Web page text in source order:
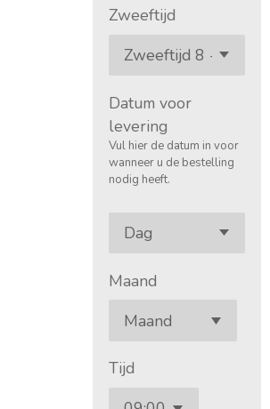
Zweeftijd
Datum voor
levering
Vul hier de datum in voor
wanneer u de bestelling
nodig heeft.
Maand
Tijd